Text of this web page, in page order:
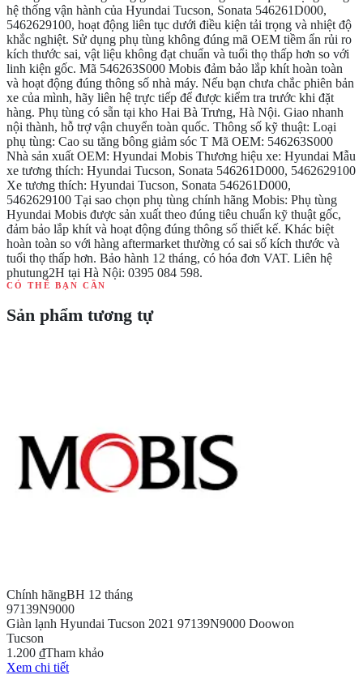
hệ thống vận hành của Hyundai Tucson, Sonata 546261D000,
5462629100, hoạt động liên tục dưới điều kiện tải trọng và nhiệt độ
khắc nghiệt. Sử dụng phụ tùng không đúng mã OEM tiềm ẩn rủi ro
kích thước sai, vật liệu không đạt chuẩn và tuổi thọ thấp hơn so với
linh kiện gốc. Mã 546263S000 Mobis đảm bảo lắp khít hoàn toàn
và hoạt động đúng thông số nhà máy. Nếu bạn chưa chắc phiên bản
xe của mình, hãy liên hệ trực tiếp để được kiểm tra trước khi đặt
hàng. Phụ tùng có sẵn tại kho Hai Bà Trưng, Hà Nội. Giao nhanh
nội thành, hỗ trợ vận chuyển toàn quốc. Thông số kỹ thuật: Loại
phụ tùng: Cao su tăng bông giảm sóc T Mã OEM: 546263S000
Nhà sản xuất OEM: Hyundai Mobis Thương hiệu xe: Hyundai Mẫu
xe tương thích: Hyundai Tucson, Sonata 546261D000, 5462629100
Xe tương thích: Hyundai Tucson, Sonata 546261D000,
5462629100 Tại sao chọn phụ tùng chính hãng Mobis: Phụ tùng
Hyundai Mobis được sản xuất theo đúng tiêu chuẩn kỹ thuật gốc,
đảm bảo lắp khít và hoạt động đúng thông số thiết kế. Khác biệt
hoàn toàn so với hàng aftermarket thường có sai số kích thước và
tuổi thọ thấp hơn. Bảo hành 12 tháng, có hóa đơn VAT. Liên hệ
phutung2H tại Hà Nội: 0395 084 598.
CÓ THỂ BẠN CẦN
Sản phẩm tương tự
Chính hãngBH 12 tháng
97139N9000
Giàn lạnh Hyundai Tucson 2021 97139N9000 Doowon
Tucson
1.200 ₫Tham khảo
Xem chi tiết